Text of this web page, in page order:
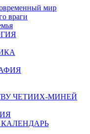
мир
враги
ЧЕТИИХ-МИНЕЙ